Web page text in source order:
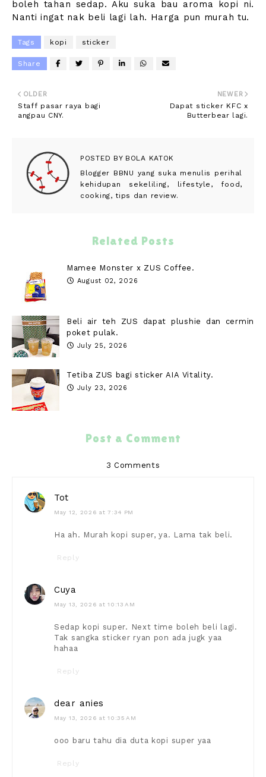
boleh tahan sedap. Aku suka bau aroma kopi ni.
Nanti ingat nak beli lagi lah. Harga pun murah tu.
Tags kopi sticker
Share
NEWER
Dapat sticker KFC x
Butterbear lagi.
OLDER
Staff pasar raya bagi
angpau CNY.
POSTED BYBOLA KATOK
Blogger BBNU yang suka menulis perihal
kehidupan sekeliling, lifestyle, food,
cooking, tips dan review.
Related Posts
Mamee Monster x ZUS Coffee.
August 02, 2026
Beli air teh ZUS dapat plushie dan cermin
poket pulak.
July 25, 2026
Tetiba ZUS bagi sticker AIA Vitality.
July 23, 2026
Post a Comment
3 Comments
Tot
May 12, 2026 at 7:34 PM
Ha ah. Murah kopi super, ya. Lama tak beli.
Reply
Cuya
May 13, 2026 at 10:13 AM
Sedap kopi super. Next time boleh beli lagi.
Tak sangka sticker ryan pon ada jugk yaa
hahaa
Reply
dear anies
May 13, 2026 at 10:35 AM
ooo baru tahu dia duta kopi super yaa
Reply